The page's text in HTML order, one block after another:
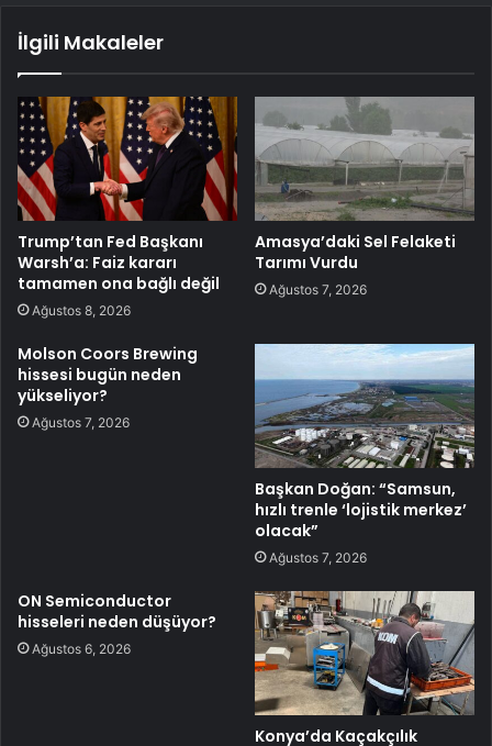
İlgili Makaleler
Trump’tan Fed Başkanı
Warsh’a: Faiz kararı
tamamen ona bağlı değil
Ağustos 8, 2026
Amasya’daki Sel Felaketi
Tarımı Vurdu
Ağustos 7, 2026
Molson Coors Brewing
hissesi bugün neden
yükseliyor?
Ağustos 7, 2026
Başkan Doğan: “Samsun,
hızlı trenle ‘lojistik merkez’
olacak”
Ağustos 7, 2026
ON Semiconductor
hisseleri neden düşüyor?
Ağustos 6, 2026
Konya’da Kaçakçılık